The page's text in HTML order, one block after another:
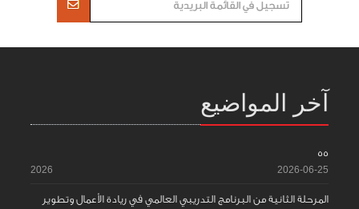
آخر المواضيع
55
2026-06-25
2026
المرحلة الثانية من البرنامج التدريبي العالمي في ريادة الأعمال وتطوير